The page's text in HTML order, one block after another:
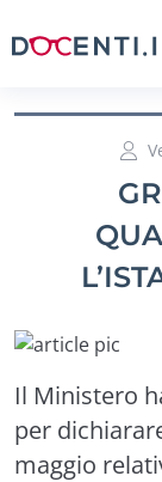
Il Ministero
per
maggio